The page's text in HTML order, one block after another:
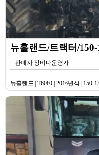
뉴홀랜드/트랙터/
판매자 장비다운영자
뉴홀랜드 | T6080 | 2016년식 | 150-